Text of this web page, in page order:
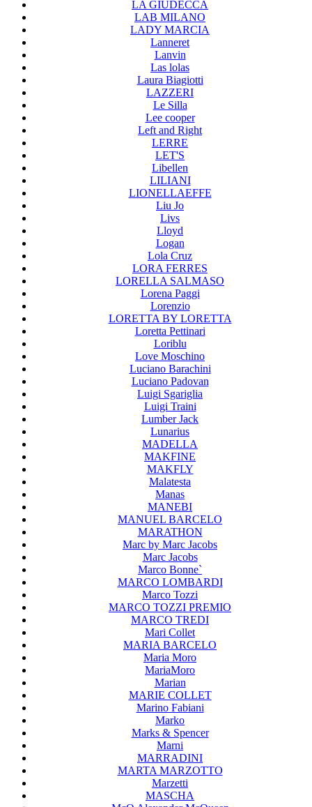
LA GIUDECCA
LAB MILANO
LADY MARCIA
Lanneret
Lanvin
Las lolas
Laura Biagiotti
LAZZERI
Le Silla
Lee cooper
Left and Right
LERRE
LET'S
Libellen
LILIANI
LIONELLAEFFE
Liu Jo
Livs
Lloyd
Logan
Lola Cruz
LORA FERRES
LORELLA SALMASO
Lorena Paggi
Lorenzio
LORETTA BY LORETTA
Loretta Pettinari
Loriblu
Love Moschino
Luciano Barachini
Luciano Padovan
Luigi Sgariglia
Luigi Traini
Lumber Jack
Lunarius
MADELLA
MAKFINE
MAKFLY
Malatesta
Manas
MANEBI
MANUEL BARCELO
MARATHON
Marc by Marc Jacobs
Marc Jacobs
Marco Bonne`
MARCO LOMBARDI
Marco Tozzi
MARCO TOZZI PREMIO
MARCO TREDI
Mari Collet
MARIA BARCELO
Maria Moro
MariaMoro
Marian
MARIE COLLET
Marino Fabiani
Marko
Marks & Spencer
Marni
MARRADINI
MARTA MARZOTTO
Marzetti
MASCHA